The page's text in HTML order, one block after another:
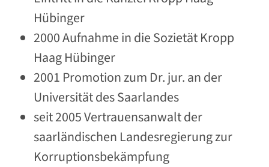
Hübinger
2000 Aufnahme in die Sozietät Kropp
Haag Hübinger
2001 Promotion zum Dr. jur. an der
Universität des Saarlandes
seit 2005 Vertrauensanwalt der
saarländischen Landesregierung zur
Korruptionsbekämpfung